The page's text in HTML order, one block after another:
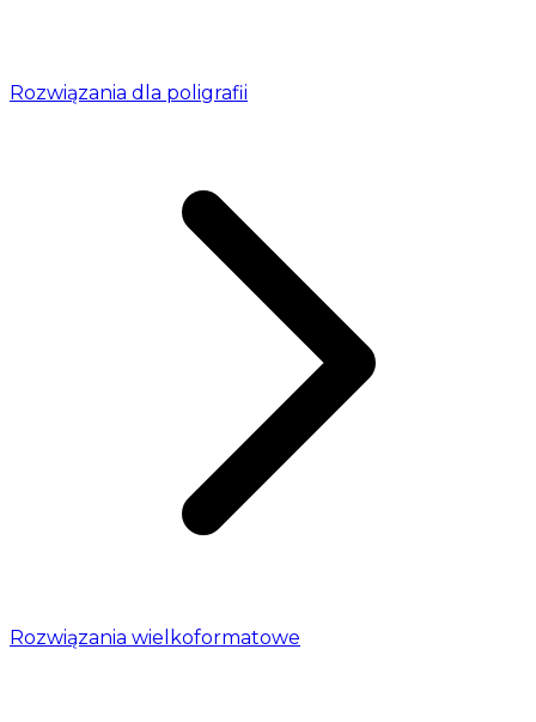
Rozwiązania dla poligrafii
Rozwiązania wielkoformatowe